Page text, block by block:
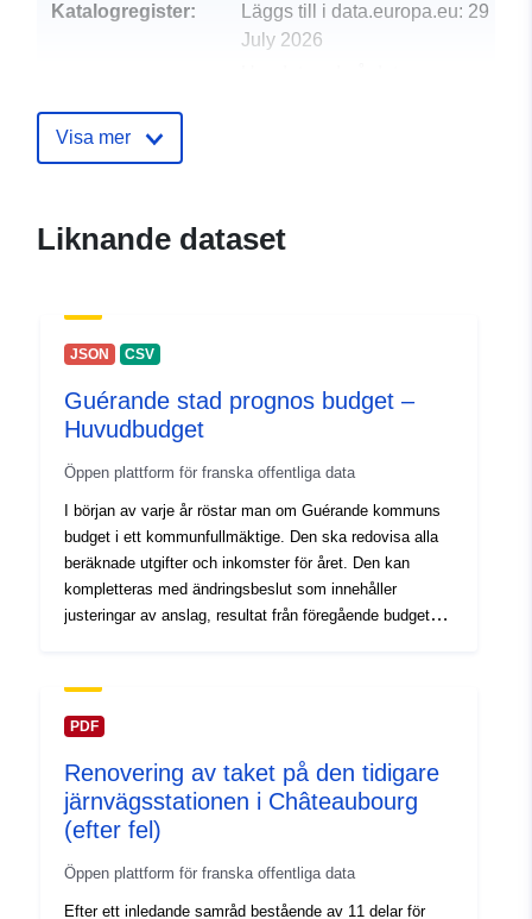
Katalogregister: Läggs till i data.europa.eu: 29
July 2026
uriRef:
Visa mer
Liknande dataset
JSON CSV
Guérande stad prognos budget –
Huvudbudget
Öppen plattform för franska offentliga data
I början av varje år röstar man om Guérande kommuns
budget i ett kommunfullmäktige. Den ska redovisa alla
beräknade utgifter och inkomster för året. Den kan
kompletteras med ändringsbeslut som innehåller
justeringar av anslag, resultat från föregående budgetår
PDF
Renovering av taket på den tidigare
järnvägsstationen i Châteaubourg
(efter fel)
Öppen plattform för franska offentliga data
Efter ett inledande samråd bestående av 11 delar för